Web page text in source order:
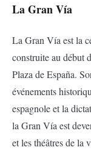
La Gran Vía
La Gran Vía est la
construite au début
Plaza de España.
événements
espagnole et la
la Gran Vía est
et les théâtres de la